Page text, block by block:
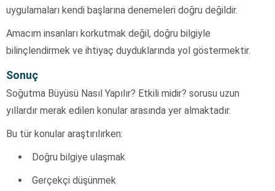
uygulamaları kendi başlarına denemeleri doğru değildir.
Amacım insanları korkutmak değil, doğru bilgiyle
bilinçlendirmek ve ihtiyaç duyduklarında yol göstermektir.
Sonuç
Soğutma Büyüsü Nasıl Yapılır? Etkili midir? sorusu uzun
yıllardır merak edilen konular arasında yer almaktadır.
Bu tür konular araştırılırken:
Doğru bilgiye ulaşmak
Gerçekçi düşünmek